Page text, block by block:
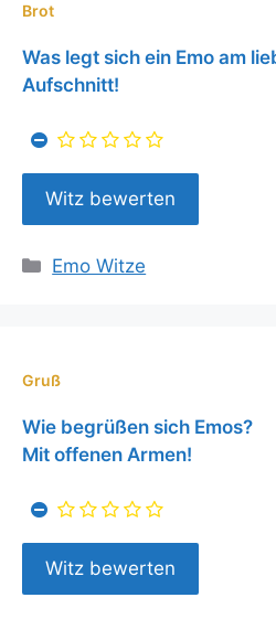
Brot
Was legt sich ein Emo am
Aufschnitt!
Kategorien
Emo Witze
Gruß
Wie begrüßen sich Emos?
Mit offenen Armen!